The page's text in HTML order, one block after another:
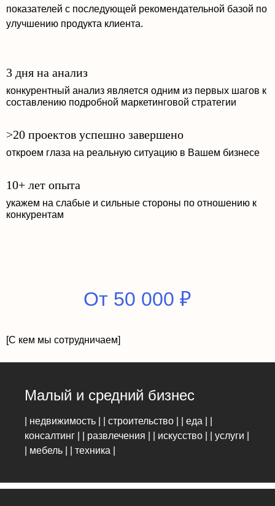
показателей с последующей рекомендательной базой по
улучшению продукта клиента.
3 дня на анализ
конкурентный анализ является одним из первых шагов к
составлению подробной маркетинговой стратегии
>20 проектов успешно завершено
откроем глаза на реальную ситуацию в Вашем бизнесе
10+ лет опыта
укажем на слабые и сильные стороны по отношению к
конкурентам
От 50 000 ₽
[С кем мы сотрудничаем]
Малый и средний бизнес
| недвижимость | | строительство | | еда | |
консалтинг | | развлечения | | искусство | | услуги |
| мебель | | техника |